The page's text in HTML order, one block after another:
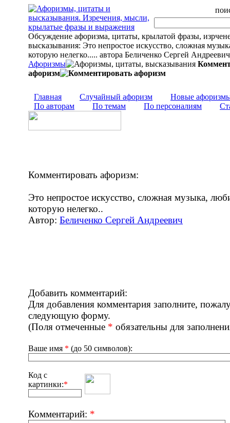
Обсуждение афоризма, цитаты, крылатой фразы,
высказывания: Это непростое искусство, сложная
которую нелегко..... автора Беличенко Сергей Андреевич
Афоризмы
афоризм
Главная Случайный афоризм
Новые
По авторам
По темам По персоналиям
Комментировать афоризм:
Это непростое искусство, сложная музыка,
которую нелегко..
Автор: Беличенко Сергей Андреевич
Добавить комментарий:
Для добавления комментария заполните,
следующую форму.
(Поля отмеченные * обязательны для
Ваше имя * (до 50 символов):
Код с
картинки:*
Комментарий: *